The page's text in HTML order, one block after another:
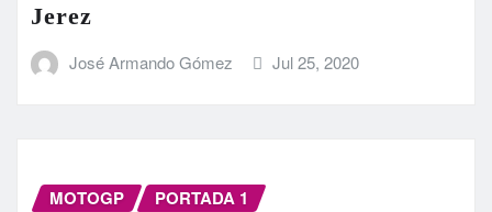
Jerez
José Armando Gómez Jul 25, 2020
MOTOGP PORTADA 1